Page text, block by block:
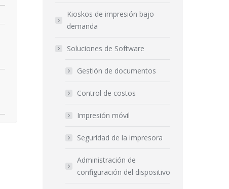
Kioskos de impresión bajo
demanda
Soluciones de Software
Gestión de documentos
Control de costos
Impresión móvil
Seguridad de la impresora
Administración de
configuración del dispositivo